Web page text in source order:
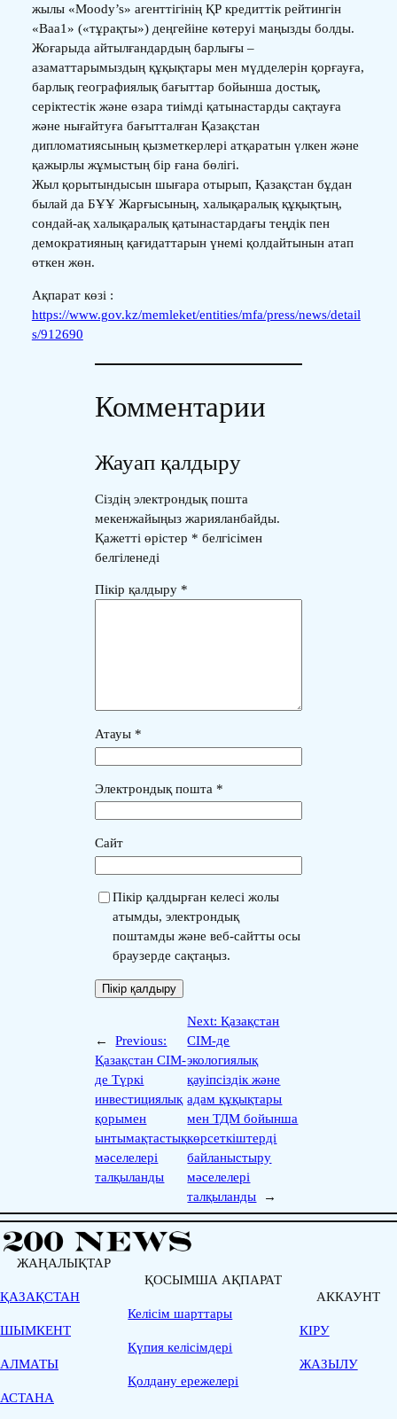
жылы «Moody’s» агенттігінің ҚР кредиттік рейтингін
«Ваа1» («тұрақты») деңгейіне көтеруі маңызды болды.
Жоғарыда айтылғандардың барлығы –
азаматтарымыздың құқықтары мен мүдделерін қорғауға,
барлық географиялық бағыттар бойынша достық,
серіктестік және өзара тиімді қатынастарды сақтауға
және нығайтуға бағытталған Қазақстан
дипломатиясының қызметкерлері атқаратын үлкен және
қажырлы жұмыстың бір ғана бөлігі.
Жыл қорытындысын шығара отырып, Қазақстан бұдан
былай да БҰҰ Жарғысының, халықаралық құқықтың,
сондай-ақ халықаралық қатынастардағы теңдік пен
демократияның қағидаттарын үнемі қолдайтынын атап
өткен жөн.
Ақпарат көзі :
https://www.gov.kz/memleket/entities/mfa/press/news/detail
s/912690
Комментарии
Жауап қалдыру
Сіздің электрондық пошта
мекенжайыңыз жарияланбайды.
Қажетті өрістер * белгісімен
белгіленеді
Пікір қалдыру *
Атауы *
Электрондық пошта *
Сайт
Пікір қалдырған келесі жолы
атымды, электрондық
поштамды және веб-сайтты осы
браузерде сақтаңыз.
←
Previous:
Қазақстан СІМ-
де Түркі
инвестициялық
қорымен
ынтымақтастық
мәселелері
талқыланды
Next:Қазақстан
СІМ-де
экологиялық
қауіпсіздік және
адам құқықтары
мен ТДМ бойынша
көрсеткіштерді
байланыстыру
мәселелері
талқыланды
→
ЖАҢАЛЫҚТАР
ҚАЗАҚСТАН
ШЫМКЕНТ
АЛМАТЫ
АСТАНА
ҚОСЫМША АҚПАРАТ
Келісім шарттары
Қүпия келісімдері
Қолдану ережелері
АККАУНТ
КІРУ
ЖАЗЫЛУ